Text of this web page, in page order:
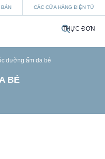
CÁC CỬA HÀNG ĐIỆN TỬ
THỰC ĐƠN
dưỡng ẩm da bé
BÉ